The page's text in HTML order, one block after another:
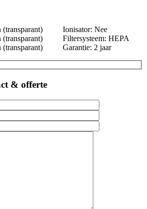
Ionisator: Nee
Filtersysteem: HEPA
Garantie: 2 jaar
& offerte